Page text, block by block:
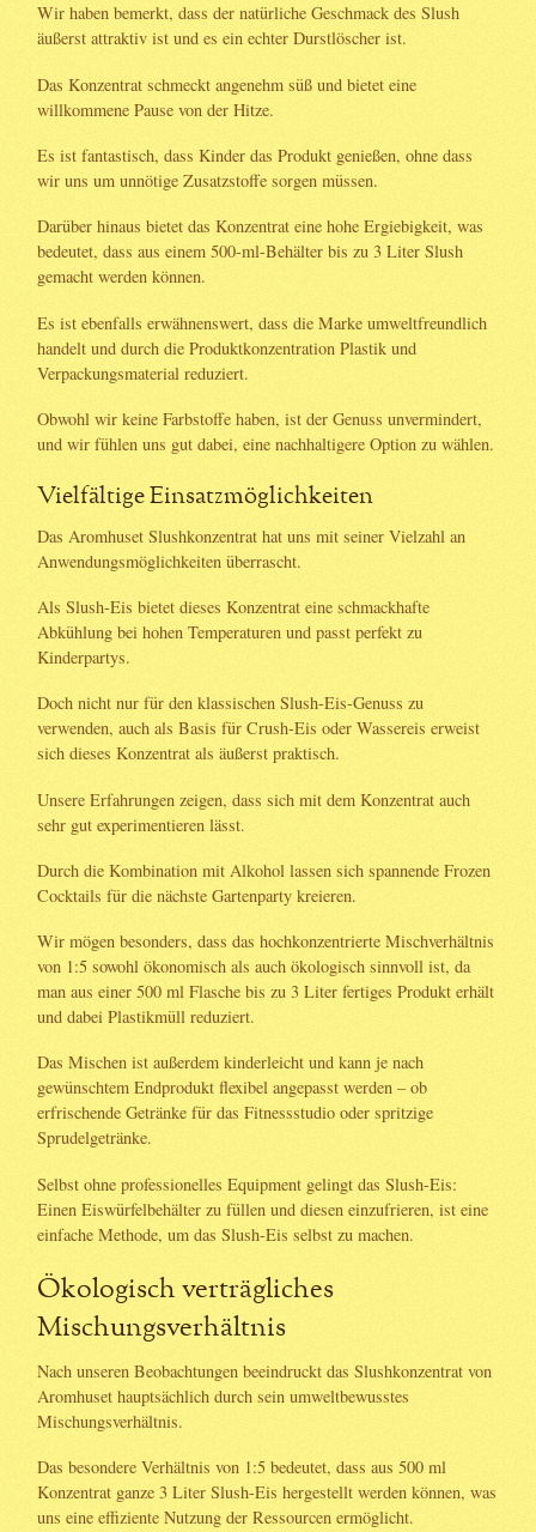
Wir haben bemerkt, dass der natürliche Geschmack des Slush
äußerst attraktiv ist und es ein echter Durstlöscher ist.
Das Konzentrat schmeckt angenehm süß und bietet eine
willkommene Pause von der Hitze.
Es ist fantastisch, dass Kinder das Produkt genießen, ohne dass
wir uns um unnötige Zusatzstoffe sorgen müssen.
Darüber hinaus bietet das Konzentrat eine hohe Ergiebigkeit, was
bedeutet, dass aus einem 500-ml-Behälter bis zu 3 Liter Slush
gemacht werden können.
Es ist ebenfalls erwähnenswert, dass die Marke umweltfreundlich
handelt und durch die Produktkonzentration Plastik und
Verpackungsmaterial reduziert.
Obwohl wir keine Farbstoffe haben, ist der Genuss unvermindert,
und wir fühlen uns gut dabei, eine nachhaltigere Option zu wählen.
Vielfältige Einsatzmöglichkeiten
Das Aromhuset Slushkonzentrat hat uns mit seiner Vielzahl an
Anwendungsmöglichkeiten überrascht.
Als Slush-Eis bietet dieses Konzentrat eine schmackhafte
Abkühlung bei hohen Temperaturen und passt perfekt zu
Kinderpartys.
Doch nicht nur für den klassischen Slush-Eis-Genuss zu
verwenden, auch als Basis für Crush-Eis oder Wassereis erweist
sich dieses Konzentrat als äußerst praktisch.
Unsere Erfahrungen zeigen, dass sich mit dem Konzentrat auch
sehr gut experimentieren lässt.
Durch die Kombination mit Alkohol lassen sich spannende Frozen
Cocktails für die nächste Gartenparty kreieren.
Wir mögen besonders, dass das hochkonzentrierte Mischverhältnis
von 1:5 sowohl ökonomisch als auch ökologisch sinnvoll ist, da
man aus einer 500 ml Flasche bis zu 3 Liter fertiges Produkt erhält
und dabei Plastikmüll reduziert.
Das Mischen ist außerdem kinderleicht und kann je nach
gewünschtem Endprodukt flexibel angepasst werden – ob
erfrischende Getränke für das Fitnessstudio oder spritzige
Sprudelgetränke.
Selbst ohne professionelles Equipment gelingt das Slush-Eis:
Einen Eiswürfelbehälter zu füllen und diesen einzufrieren, ist eine
einfache Methode, um das Slush-Eis selbst zu machen.
Ökologisch verträgliches
Mischungsverhältnis
Nach unseren Beobachtungen beeindruckt das Slushkonzentrat von
Aromhuset hauptsächlich durch sein umweltbewusstes
Mischungsverhältnis.
Das besondere Verhältnis von 1:5 bedeutet, dass aus 500 ml
Konzentrat ganze 3 Liter Slush-Eis hergestellt werden können, was
uns eine effiziente Nutzung der Ressourcen ermöglicht.